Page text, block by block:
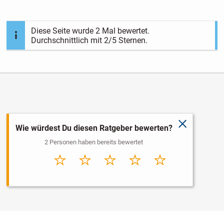
Diese Seite wurde2 Mal bewertet.
Durchschnittlich mit2/5 Sternen.
schließen
Wie würdest Du diesen Ratgeber bewerten?
2 Personen haben bereits bewertet